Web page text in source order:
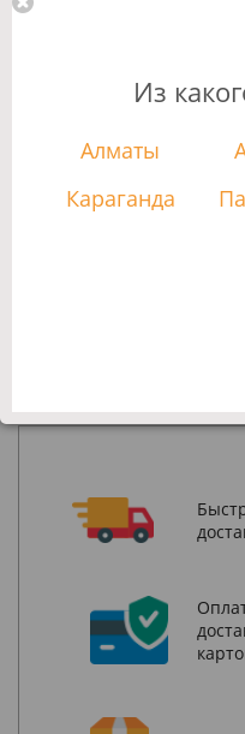
Гарантия 1 год
32 275
Из
Алматы
Караганда